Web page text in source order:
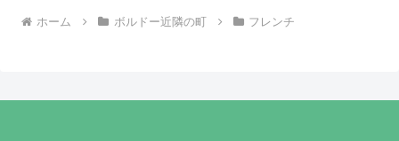
ホーム ボルドー近隣の町 フレンチ